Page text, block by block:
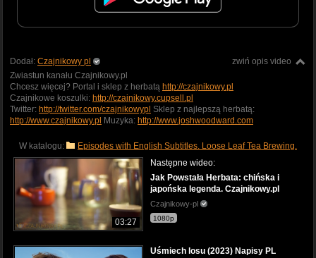
zwiń opis video
Dodał: Czajnikowy pl
Zwiastun kanału Czajnikowy.pl
Chcesz więcej? Portal i sklep z herbatą http://czajnikowy.pl
Czajnikowe koszulki: http://czajnikowy.cupsell.pl
Twitter: http://twitter.com/czajnikowypl Sklep z najlepszą herbatą:
http://www.czajnikowy.pl Muzyka: http://www.joshwoodward.com
W katalogu: Episodes with English Subtitles. Loose Leaf Tea Brewing.
03:27
Następne wideo:
Jak Powstała Herbata: chińska i
japońska legenda. Czajnikowy.pl
Czajnikowy-pl
1080p
Uśmiech losu (2023) Napisy PL